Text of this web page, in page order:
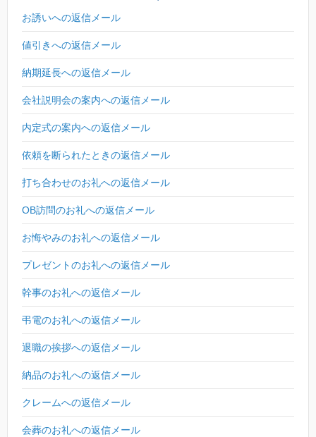
お誘いへの返信メール
値引きへの返信メール
納期延長への返信メール
会社説明会の案内への返信メール
内定式の案内への返信メール
依頼を断られたときの返信メール
打ち合わせのお礼への返信メール
OB訪問のお礼への返信メール
お悔やみのお礼への返信メール
プレゼントのお礼への返信メール
幹事のお礼への返信メール
弔電のお礼への返信メール
退職の挨拶への返信メール
納品のお礼への返信メール
クレームへの返信メール
会葬のお礼への返信メール